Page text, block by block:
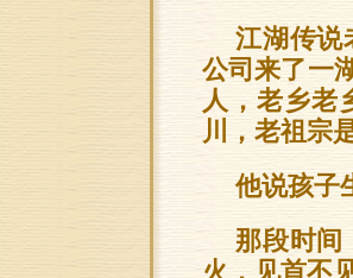
江湖传说
公司来了一
人，老乡老
川，老祖宗
他说孩子
那段时间
火，见首不